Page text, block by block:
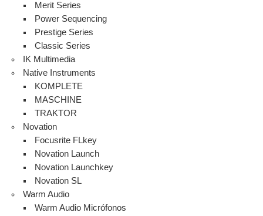
Merit Series
Power Sequencing
Prestige Series
Classic Series
IK Multimedia
Native Instruments
KOMPLETE
MASCHINE
TRAKTOR
Novation
Focusrite FLkey
Novation Launch
Novation Launchkey
Novation SL
Warm Audio
Warm Audio Micrófonos